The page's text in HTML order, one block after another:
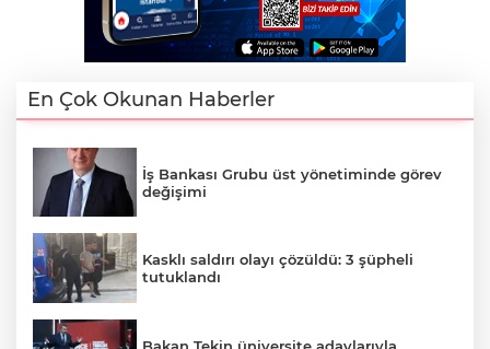
En Çok Okunan Haberler
İş Bankası Grubu üst yönetiminde görev
değişimi
Kasklı saldırı olayı çözüldü: 3 şüpheli
tutuklandı
Bakan Tekin üniversite adaylarıyla